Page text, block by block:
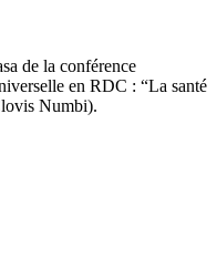
de la conférence
en RDC : “La santé
Numbi).